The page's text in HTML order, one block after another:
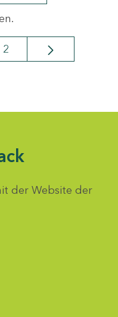
Seite
2
der Website der
auswählen